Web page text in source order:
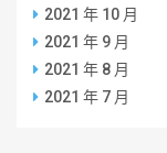
2021 年 10 月
2021 年 9 月
2021 年 8 月
2021 年 7 月